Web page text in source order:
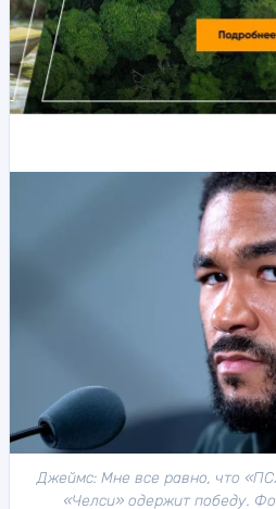
Джеймс: Мне все равно, что
«Челси» одержит победу.